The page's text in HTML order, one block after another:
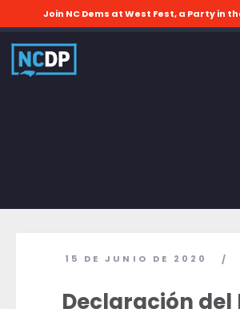
Join NC Dems at West Fest, a Party in
15 DE JUNIO DE 2020 /
Declaración del